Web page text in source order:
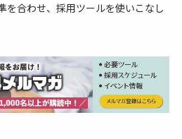
を合わせ、採用ツールを使いこなし